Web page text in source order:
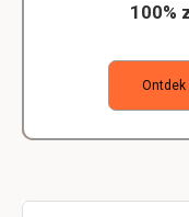
100%
Ontdek